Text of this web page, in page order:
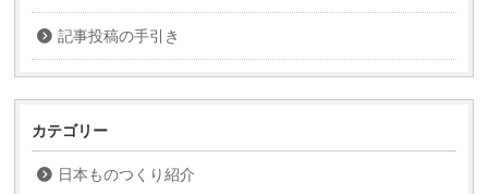
記事投稿の手引き
カテゴリー
日本ものつくり紹介